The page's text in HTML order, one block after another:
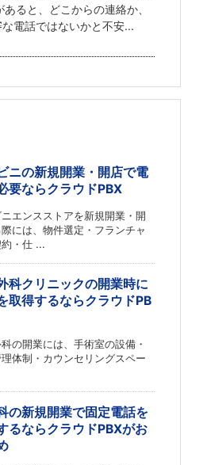
あると、どこからの連絡か、
電話ではないかと不安...
ニの新規開業・開店で電
要ならクラウドPBX
ニエンスストアを新規開業・開
際には、物件選定・フランチャ
・仕 ...
科クリニックの開業時に
取得するならクラウドPB
の開業には、手術室の設備・
体制・カウンセリングスペー
の新規開業で固定電話を
るならクラウドPBXがお